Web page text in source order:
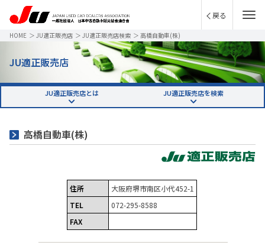
戻る
HOME ＞ JU適正販売店 ＞ JU適正販売店検索 ＞ 高橋自動車(株)
JU適正販売店
JU適正販売店とは JU適正販売店を検索
高橋自動車(株)
住所
大阪府堺市南区小代452-1
TEL
072-295-8588
FAX